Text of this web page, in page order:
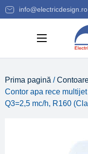
info@electricdesign.ro
Prima pagină /
Contor apa rece
Q3=2,5 mc/h, R160